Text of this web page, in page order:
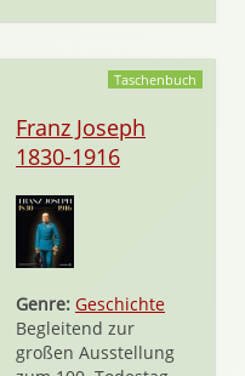
Taschenbuch
Franz Joseph
1830-1916
Genre: Geschichte
Begleitend zur
großen Ausstellung